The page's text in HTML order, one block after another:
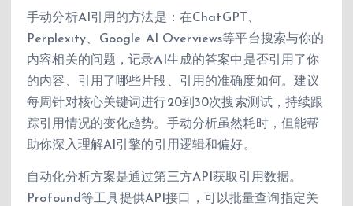
手动分析AI引用的方法是：在ChatGPT、
Perplexity、Google AI Overviews等平台搜索与你的
内容相关的问题，记录AI生成的答案中是否引用了你
的内容、引用了哪些片段、引用的准确度如何。建议
每周针对核心关键词进行20到30次搜索测试，持续跟
踪引用情况的变化趋势。手动分析虽然耗时，但能帮
助你深入理解AI引擎的引用逻辑和偏好。
自动化分析方案是通过第三方API获取引用数据。
Profound等工具提供API接口，可以批量查询指定关